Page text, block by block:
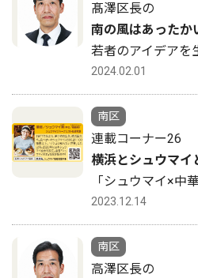
髙澤区長の
南の風はあったか
若者のアイデアを
2024.02.01
南区
連載コーナー26
横浜とシュウマイ
「シュウマイ×中
2023.12.14
南区
高澤区長の